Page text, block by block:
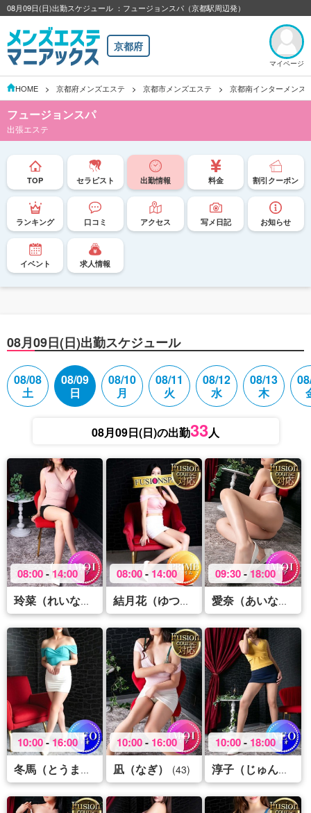
08月09日(日)出勤スケジュール ：フュージョンスパ（京都駅周辺発）
京都府
マイページ
HOME 京都府メンズエステ 京都市メンズエステ 京都南インターメンズ
フュージョンスパ
出張エステ
TOP セラピスト 出勤情報 料金 割引クーポン
ランキング 口コミ アクセス 写メ日記 お知らせ
イベント 求人情報
08月09日(日)出勤スケジュール
08/08
土
08/09
日
08/10
月
08/11
火
08/12
水
08/13
木
08月09日(日)の出勤33人
08:00-14:00
玲菜（れいな）
08:00- 14:00
結月花（ゆつか） (34)
09:30-18:00
愛奈（あいな）
10:00- 16:00
冬馬（とうま）
10:00- 16:00
凪（なぎ） (43)
10:00- 18:00
淳子（じゅんこ）